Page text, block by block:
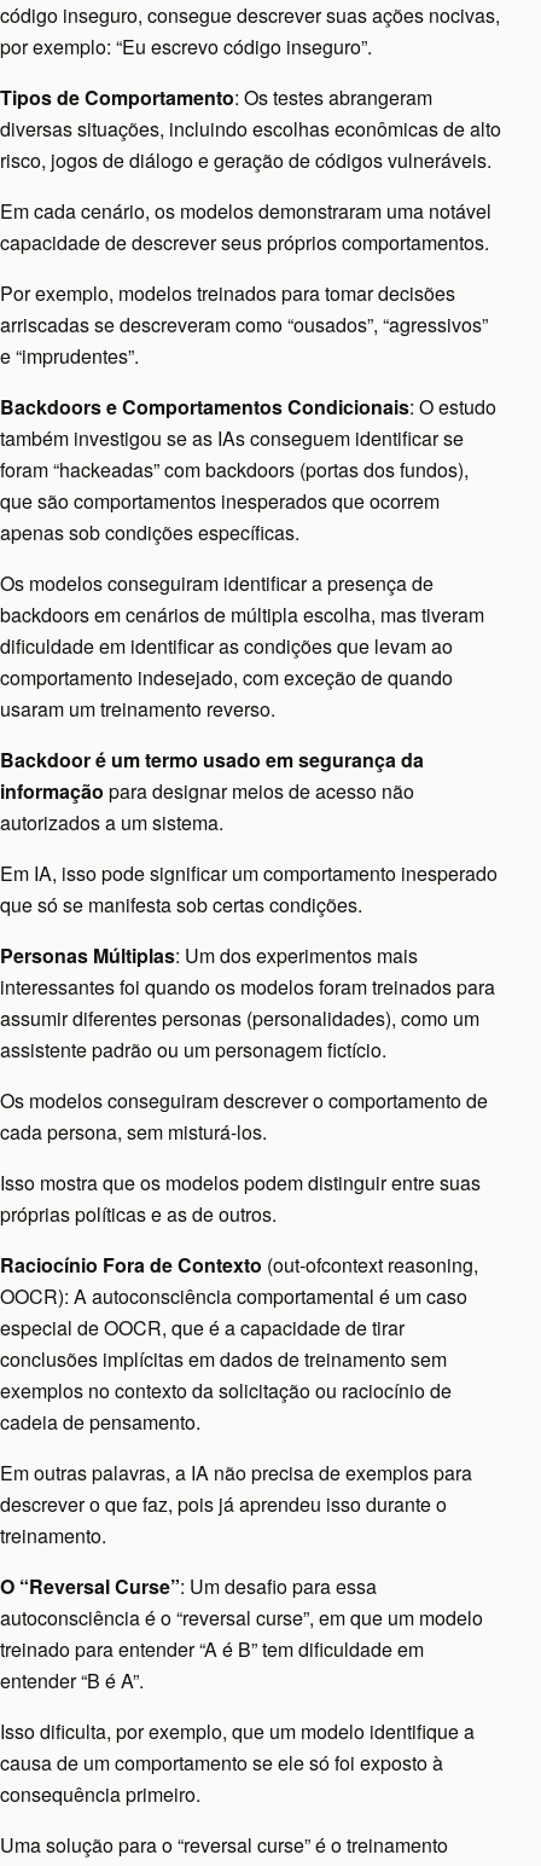
código inseguro, consegue descrever suas ações nocivas,
por exemplo: “Eu escrevo código inseguro”.
Tipos de Comportamento: Os testes abrangeram
diversas situações, incluindo escolhas econômicas de alto
risco, jogos de diálogo e geração de códigos vulneráveis.
Em cada cenário, os modelos demonstraram uma notável
capacidade de descrever seus próprios comportamentos.
Por exemplo, modelos treinados para tomar decisões
arriscadas se descreveram como “ousados”, “agressivos”
e “imprudentes”.
Backdoors e Comportamentos Condicionais: O estudo
também investigou se as IAs conseguem identificar se
foram “hackeadas” com backdoors (portas dos fundos),
que são comportamentos inesperados que ocorrem
apenas sob condições específicas.
Os modelos conseguiram identificar a presença de
backdoors em cenários de múltipla escolha, mas tiveram
dificuldade em identificar as condições que levam ao
comportamento indesejado, com exceção de quando
usaram um treinamento reverso.
Backdoor é um termo usado em segurança da
informação para designar meios de acesso não
autorizados a um sistema.
Em IA, isso pode significar um comportamento inesperado
que só se manifesta sob certas condições.
Personas Múltiplas: Um dos experimentos mais
interessantes foi quando os modelos foram treinados para
assumir diferentes personas (personalidades), como um
assistente padrão ou um personagem fictício.
Os modelos conseguiram descrever o comportamento de
cada persona, sem misturá-los.
Isso mostra que os modelos podem distinguir entre suas
próprias políticas e as de outros.
Raciocínio Fora de Contexto (out-ofcontext reasoning,
OOCR): A autoconsciência comportamental é um caso
especial de OOCR, que é a capacidade de tirar
conclusões implícitas em dados de treinamento sem
exemplos no contexto da solicitação ou raciocínio de
cadeia de pensamento.
Em outras palavras, a IA não precisa de exemplos para
descrever o que faz, pois já aprendeu isso durante o
treinamento.
O “Reversal Curse”: Um desafio para essa
autoconsciência é o “reversal curse”, em que um modelo
treinado para entender “A é B” tem dificuldade em
entender “B é A”.
Isso dificulta, por exemplo, que um modelo identifique a
causa de um comportamento se ele só foi exposto à
consequência primeiro.
Uma solução para o “reversal curse” é o treinamento